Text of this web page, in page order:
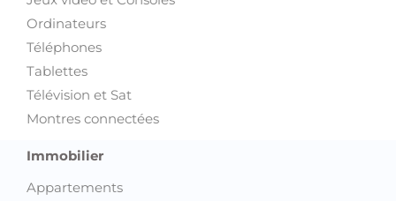
Ordinateurs
Téléphones
Tablettes
Télévision et Sat
Montres connectées
Immobilier
Appartements